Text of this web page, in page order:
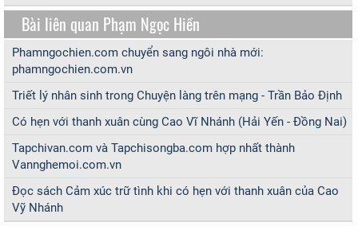
Bài liên quan Phạm Ngọc Hiền
Phamngochien.com chuyển sang ngôi nhà mới:
phamngochien.com.vn
Triết lý nhân sinh trong Chuyện làng trên mạng - Trần Bảo Định
Có hẹn với thanh xuân cùng Cao Vĩ Nhánh (Hải Yến - Đồng Nai)
Tapchivan.com và Tapchisongba.com hợp nhất thành
Vannghemoi.com.vn
Đọc sách Cảm xúc trữ tình khi có hẹn với thanh xuân của Cao
Vỹ Nhánh